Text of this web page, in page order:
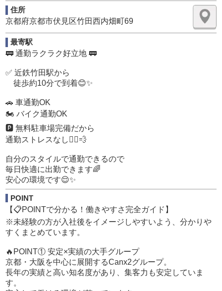
『Canx2京都店』です。
地域に根付いた営業スタイルと圧倒的な集客力が強みで、
毎日安定した忙しさがあります📞
当店最大の特徴は【ホテヘル×デリヘル】を同時に運営して
いることです💡
でき、売上も安定。
その利益はスタッフへしっかり還元しています💰
────────────────
🔰 未経験の方へ
────────────────
「業界のことが全く分からない。」
「怖い人が多そう。」
「自分にできるか不安。」
そんな気持ちで応募される方がほとんどです。
でも安心してください。
当店では未経験スタートのスタッフが多数活躍しています
🤝
入社後はいきなり難しい仕事はありません。
📞電話受付
🧹簡単な清掃
💻営業サイトの更新
🚗送迎業務
住所
京都府京都市伏見区竹田西内畑町69
最寄駅
🚃 通勤ラクラク好立地 🚃
✅ 近鉄竹田駅から
徒歩約10分で到着😊✨
🚗 車通勤OK
🏍️ バイク通勤OK
🅿️ 無料駐車場完備だから
通勤ストレスなし🙆‍♂️💨
自分のスタイルで通勤できるので
毎日快適に出勤できます🌈
安心の環境です😌✨
POINT
【📋POINTで分かる！働きやすさ完全ガイド】
※未経験の方が入社後をイメージしやすいよう、分かりや
すくまとめています。
🔥POINT① 安定×実績の大手グループ
京都・大阪を中心に展開するCanx2グループ。
長年の実績と高い知名度があり、集客力も安定していま
す。